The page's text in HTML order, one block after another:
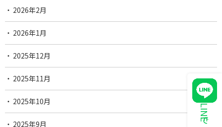
2026年2月
2026年1月
2025年12月
2025年11月
2025年10月
2025年9月